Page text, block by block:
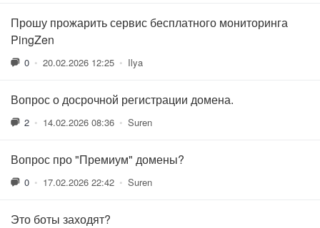
Прошу прожарить сервис бесплатного мониторинга
PingZen
0 • 20.02.2026 12:25 • Ilya
Вопрос о досрочной регистрации домена.
2 • 14.02.2026 08:36 • Suren
Вопрос про "Премиум" домены?
0 • 17.02.2026 22:42 • Suren
Это боты заходят?